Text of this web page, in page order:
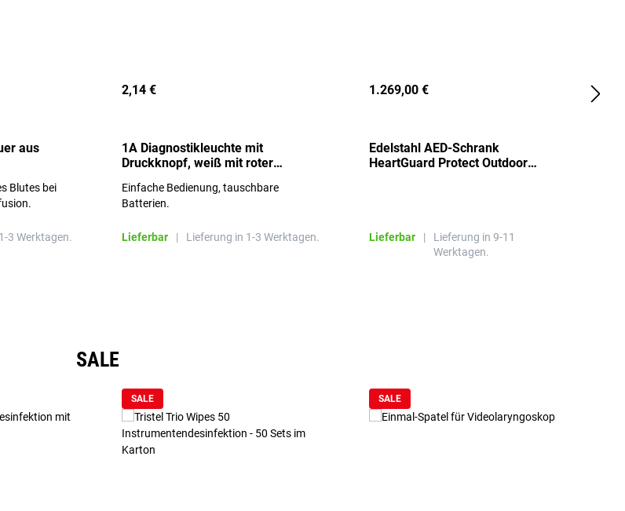
aus
Blutes bei
3 Werktagen.
2,14 €
1A Diagnostikleuchte mit
Druckknopf, weiß mit roter
Einfache Bedienung, tauschbare
Batterien.
Lieferbar | Lieferung in 1-3 Werktagen.
1.269,00 €
Edelstahl AED-Schrank
HeartGuard Protect Outdoor
Lieferbar |
Lieferung in 9-11
Werktagen.
SALE
SALE SALE